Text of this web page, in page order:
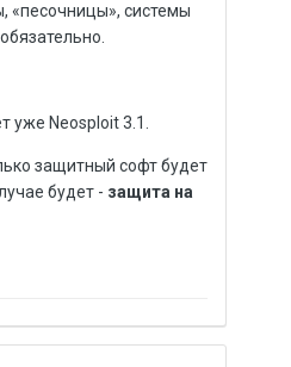
«песочницы», системы
уже Neosploit 3.1.
защитный софт будет
будет - защита на